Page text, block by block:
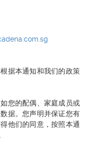
据本通知和我们的政策
您的配偶、家庭成员或
据。您声明并保证您有
他们的同意，按照本通